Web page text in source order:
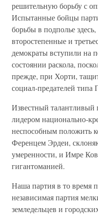
решительную борьбу с
Испытанные бойцы
борьбы в подполье
второстепенные и
демократы вступили на
состоянии раскола,
прежде, при Хорти,
социал-предателей типа
Известный талантливый
лидером национально-
неспособным положить
Ференцем Эрдеи,
умеренности, и Имре
гигантоманией.
Наша партия в то время
независимая партия
земледельцев и